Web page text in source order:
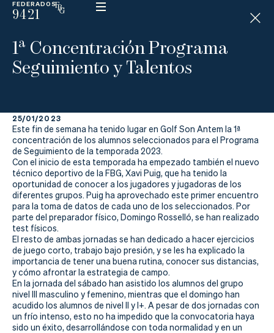
FEDERADOS
9421
ESP
N
D
I
C
La
Federación
Federarse
Jugar
Aprender
Actualidad
Tienda
1ª Concentración Programa
Seguimiento y Talentos
25/01/2023
Este fin de semana ha tenido lugar en Golf Son Antem la 1ª
concentración de los alumnos seleccionados para el Programa
de Seguimiento de la temporada 2023.
Con el inicio de esta temporada ha empezado también el nuevo
técnico deportivo de la FBG, Xavi Puig, que ha tenido la
oportunidad de conocer a los jugadores y jugadoras de los
diferentes grupos. Puig ha aprovechado este primer encuentro
para la toma de datos de cada uno de los seleccionados. Por
parte del preparador físico, Domingo Rosselló, se han realizado
test físicos.
El resto de ambas jornadas se han dedicado a hacer ejercicios
de juego corto, trabajo bajo presión, y se les ha explicado la
importancia de tener una buena rutina, conocer sus distancias,
y cómo afrontar la estrategia de campo.
En la jornada del sábado han asistido los alumnos del grupo
nivel III masculino y femenino, mientras que el domingo han
acudido los alumnos de nivel II y I+. A pesar de dos jornadas con
un frío intenso, esto no ha impedido que la convocatoria haya
sido un éxito, desarrollándose con toda normalidad y en un